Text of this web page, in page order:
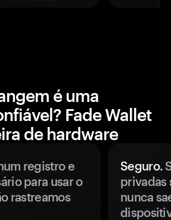
é uma
Fade Wallet
de hardware
registro e
para usar o
rastreamos
Seguro.
privadas
nunca